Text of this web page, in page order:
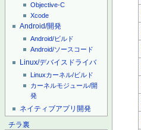
Objective-C
Xcode
Android/開発
Android/ビルド
Android/ソースコード
Linux/デバイスドライバ
Linuxカーネル/ビルド
カーネルモジュール/開
発
ネイティブアプリ開発
チラ裏